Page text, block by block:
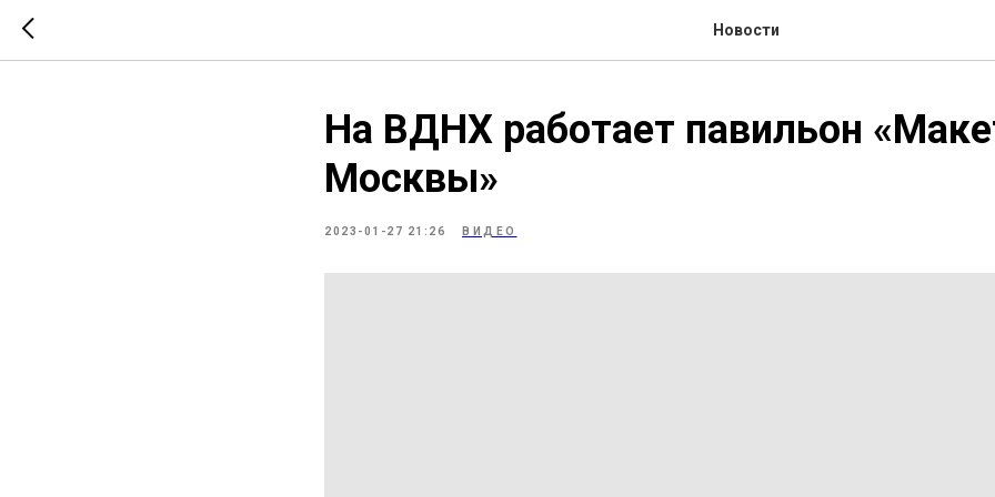
Новости
На ВДНХ работает павильон
Москвы»
2023-01-27 21:26 ВИДЕО